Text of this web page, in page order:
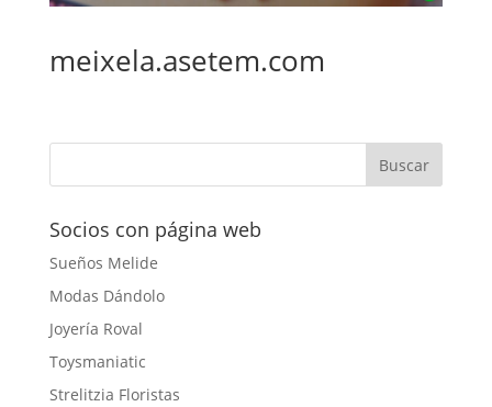
meixela.asetem.com
Socios con página web
Sueños Melide
Modas Dándolo
Joyería Roval
Toysmaniatic
Strelitzia Floristas